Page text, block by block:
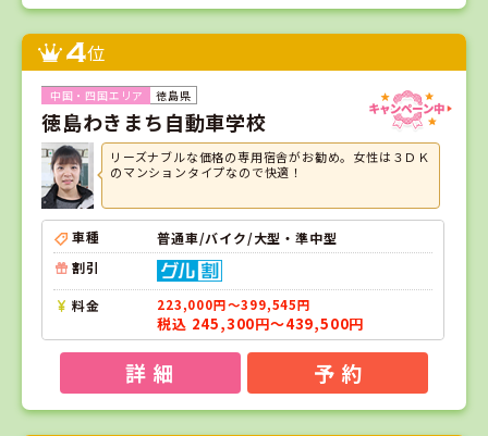
4位
徳島県
徳島わきまち自動車学校
リーズナブルな価格の専用宿舎がお勧め。女性は３ＤＫ
のマンションタイプなので快適！
車種
普通車/バイク/大型・準中型
割引
料金 223,000円～399,545円
税込 245,300円～439,500円
詳 細 予 約